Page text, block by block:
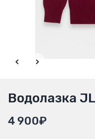
Водолазка
4 900₽